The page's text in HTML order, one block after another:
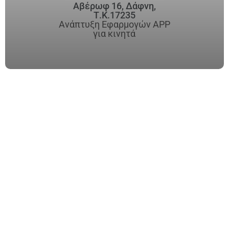
Αβέρωφ 16, Δάφνη,
Τ.Κ.17235
Ανάπτυξη Εφαρμογών APP
για κινητά